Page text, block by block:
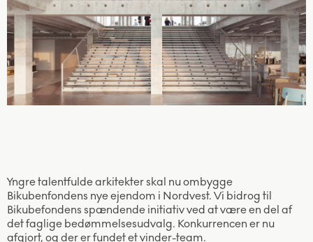
Yngre talentfulde arkitekter skal nu ombygge
Bikubenfondens nye ejendom i Nordvest. Vi bidrog til
Bikubefondens spændende initiativ ved at være en del af
det faglige bedømmelsesudvalg. Konkurrencen er nu
afgjort, og der er fundet et vinder-team.